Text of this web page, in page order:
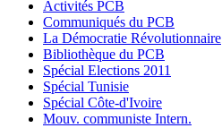
Activités PCB
Communiqués du PCB
La Démocratie Révolutionnaire
Bibliothèque du PCB
Spécial Elections 2011
Spécial Tunisie
Spécial Côte-d'Ivoire
Mouv. communiste Intern.